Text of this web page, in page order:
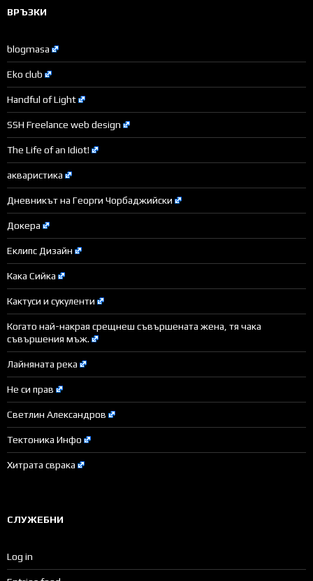
ВРЪЗКИ
blogmasa
Eko club
Handful of Light
SSH Freelance web design
The Life of an Idiot!
акваристика
Дневникът на Георги Чорбаджийски
Докера
Еклипс Дизайн
Кака Сийка
Кактуси и сукуленти
Когато най-накрая срещнеш съвършената жена, тя чака
съвършения мъж.
Лайняната река
Не си прав
Светлин Александров
Тектоника Инфо
Хитрата сврака
СЛУЖЕБНИ
Log in